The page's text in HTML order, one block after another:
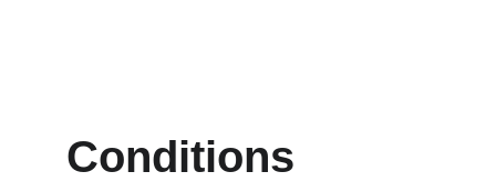
Conditions